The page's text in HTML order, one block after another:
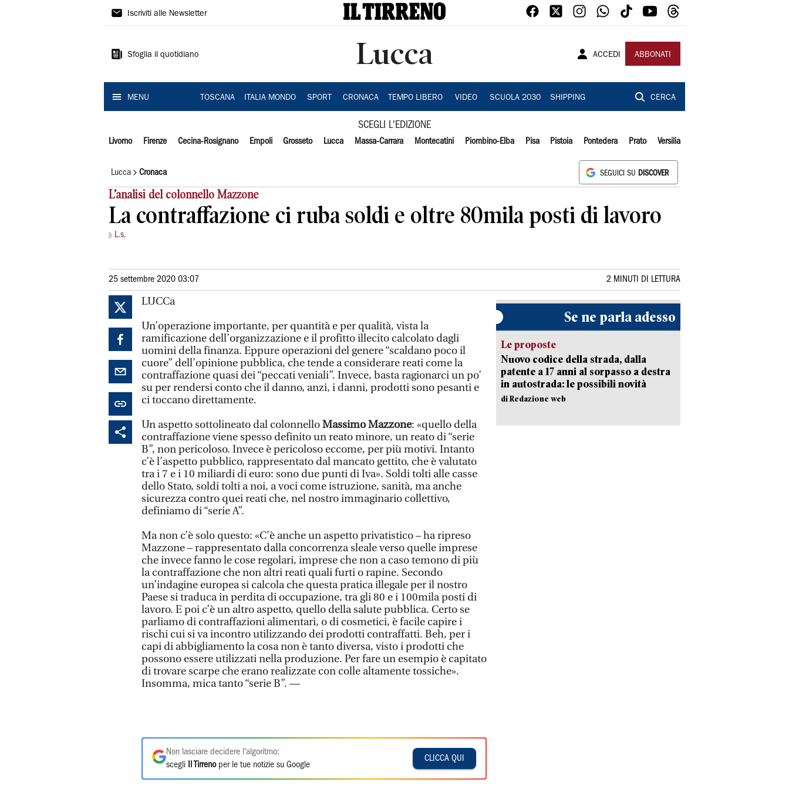
Il
Iscriviti alle Newsletter
Sfoglia il quotidiano Lucca ACCEDI ABBONATI
MENU TOSCANA ITALIA MONDO SPORT CRONACA TEMPO LIBERO VIDEO SCUOLA 2030 SHIPPING CERCA
SCEGLI L'EDIZIONE
Livorno Firenze Cecina-Rosignano Empoli Grosseto Lucca Massa-Carrara Montecatini Piombino-Elba Pisa Pistoia Pontedera Prato Versilia
Lucca Cronaca SEGUICI SU DISCOVER
L’analisi del colonnello Mazzone
La contraffazione ci ruba soldi e oltre 80mila posti di lavoro
L.s.
25 settembre 2020 03:07 2 MINUTI DI LETTURA
LUCCa
Un’operazione importante, per quantità e per qualità, vista la
ramificazione dell’organizzazione e il profitto illecito calcolato dagli
uomini della finanza. Eppure operazioni del genere “scaldano poco il
cuore” dell’opinione pubblica, che tende a considerare reati come la
contraffazione quasi dei “peccati veniali”. Invece, basta ragionarci un po’
su per rendersi conto che il danno, anzi, i danni, prodotti sono pesanti e
ci toccano direttamente.
Un aspetto sottolineato dal colonnelloMassimo Mazzone: «quello della
contraffazione viene spesso definito un reato minore, un reato di “serie
B”, non pericoloso. Invece è pericoloso eccome, per più motivi. Intanto
c’è l’aspetto pubblico, rappresentato dal mancato gettito, che è valutato
tra i 7 e i 10 miliardi di euro: sono due punti di Iva». Soldi tolti alle casse
dello Stato, soldi tolti a noi, a voci come istruzione, sanità, ma anche
sicurezza contro quei reati che, nel nostro immaginario collettivo,
definiamo di “serie A”.
Ma non c’è solo questo: «C’è anche un aspetto privatistico – ha ripreso
Mazzone – rappresentato dalla concorrenza sleale verso quelle imprese
che invece fanno le cose regolari, imprese che non a caso temono di più
la contraffazione che non altri reati quali furti o rapine. Secondo
un’indagine europea si calcola che questa pratica illegale per il nostro
Paese si traduca in perdita di occupazione, tra gli 80 e i 100mila posti di
lavoro. E poi c’è un altro aspetto, quello della salute pubblica. Certo se
parliamo di contraffazioni alimentari, o di cosmetici, è facile capire i
rischi cui si va incontro utilizzando dei prodotti contraffatti. Beh, per i
capi di abbigliamento la cosa non è tanto diversa, visto i prodotti che
possono essere utilizzati nella produzione. Per fare un esempio è capitato
di trovare scarpe che erano realizzate con colle altamente tossiche».
Insomma, mica tanto “serie B”. —
Non lasciare decidere l'algoritmo:
scegli
Il Tirrenoper le tue notizie su Google
CLICCA QUI
Se ne parla adesso
Le proposte
Nuovo codice della strada, dalla
patente a 17 anni al sorpasso a destra
in autostrada: le possibili novità
di Redazione web